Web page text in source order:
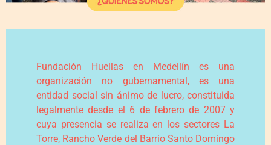
Fundación Huellas en Medellín es una
organización no gubernamental, es una
entidad social sin ánimo de lucro, constituida
legalmente desde el 6 de febrero de 2007 y
cuya presencia se realiza en los sectores La
Torre, Rancho Verde del Barrio Santo Domingo